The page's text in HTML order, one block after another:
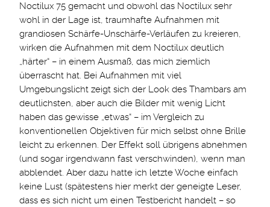
Noctilux 75 gemacht und obwohl das Noctilux sehr
wohl in der Lage ist, traumhafte Aufnahmen mit
grandiosen Schärfe-Unschärfe-Verläufen zu kreieren,
wirken die Aufnahmen mit dem Noctilux deutlich
„härter“ – in einem Ausmaß, das mich ziemlich
überrascht hat. Bei Aufnahmen mit viel
Umgebungslicht zeigt sich der Look des Thambars am
deutlichsten, aber auch die Bilder mit wenig Licht
haben das gewisse „etwas“ – im Vergleich zu
konventionellen Objektiven für mich selbst ohne Brille
leicht zu erkennen. Der Effekt soll übrigens abnehmen
(und sogar irgendwann fast verschwinden), wenn man
abblendet. Aber dazu hatte ich letzte Woche einfach
keine Lust (spätestens hier merkt der geneigte Leser,
dass es sich nicht um einen Testbericht handelt – so